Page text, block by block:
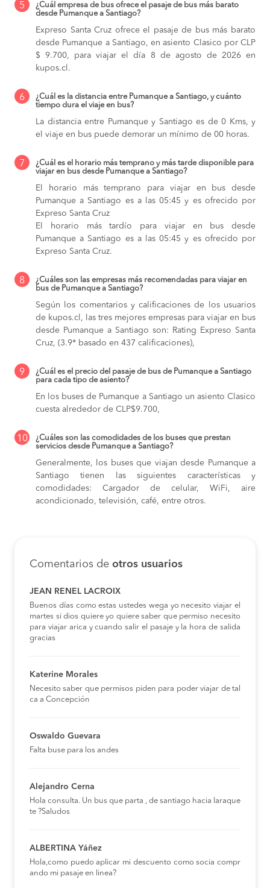
5
¿Cuál empresa de bus ofrece el pasaje de bus más barato
desde Pumanque a Santiago?
Expreso Santa Cruz ofrece el pasaje de bus más barato
desde Pumanque a Santiago, en asiento Clasico por CLP
$ 9.700, para viajar el día 8 de agosto de 2026 en
kupos.cl.
6
¿Cuál es la distancia entre Pumanque a Santiago, y cuánto
tiempo dura el viaje en bus?
La distancia entre Pumanque y Santiago es de 0 Kms, y
el viaje en bus puede demorar un mínimo de 00 horas.
7
¿Cuál es el horario más temprano y más tarde disponible para
viajar en bus desde Pumanque a Santiago?
El horario más temprano para viajar en bus desde
Pumanque a Santiago es a las 05:45 y es ofrecido por
Expreso Santa Cruz
El horario más tardío para viajar en bus desde
Pumanque a Santiago es a las 05:45 y es ofrecido por
Expreso Santa Cruz.
8
¿Cuáles son las empresas más recomendadas para viajar en
bus de Pumanque a Santiago?
Según los comentarios y calificaciones de los usuarios
de kupos.cl, las tres mejores empresas para viajar en bus
desde Pumanque a Santiago son: Rating Expreso Santa
Cruz, (3.9* basado en 437 calificaciones),
9
¿Cuál es el precio del pasaje de bus de Pumanque a Santiago
para cada tipo de asiento?
En los buses de Pumanque a Santiago un asiento Clasico
cuesta alrededor de CLP$9.700,
10
¿Cuáles son las comodidades de los buses que prestan
servicios desde Pumanque a Santiago?
Generalmente, los buses que viajan desde Pumanque a
Santiago tienen las siguientes características y
comodidades: Cargador de celular, WiFi, aire
acondicionado, televisión, café, entre otros.
Comentarios de otros usuarios
JEAN RENEL LACROIX
Buenos días como estas ustedes wega yo necesito viajar el
martes si dios quiere yo quiere saber que permiso necesito
para viajar arica y cuando salir el pasaje y la hora de salida
gracias
Katerine Morales
Necesito saber que permisos piden para poder viajar de tal
ca a Concepción
Oswaldo Guevara
Falta buse para los andes
Alejandro Cerna
Hola consulta. Un bus que parta , de santiago hacia laraque
te ?Saludos
ALBERTINA Yáñez
Hola,como puedo aplicar mi descuento como socia compr
ando mi pasaje en linea?